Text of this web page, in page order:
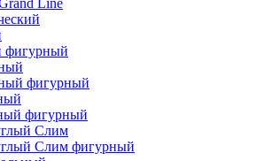
Line
фигурный
фигурный
фигурный
Слим
Слим фигурный